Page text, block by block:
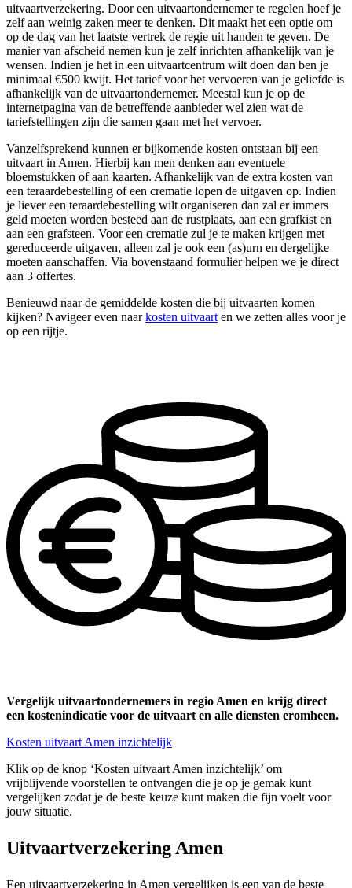
uitvaartverzekering. Door een uitvaartondernemer te regelen hoef je
zelf aan weinig zaken meer te denken. Dit maakt het een optie om
op de dag van het laatste vertrek de regie uit handen te geven. De
manier van afscheid nemen kun je zelf inrichten afhankelijk van je
wensen. Indien je het in een uitvaartcentrum wilt doen dan ben je
minimaal €500 kwijt. Het tarief voor het vervoeren van je geliefde is
afhankelijk van de uitvaartondernemer. Meestal kun je op de
internetpagina van de betreffende aanbieder wel zien wat de
tariefstellingen zijn die samen gaan met het vervoer.
Vanzelfsprekend kunnen er bijkomende kosten ontstaan bij een
uitvaart in Amen. Hierbij kan men denken aan eventuele
bloemstukken of aan kaarten. Afhankelijk van de extra kosten van
een teraardebestelling of een crematie lopen de uitgaven op. Indien
je liever een teraardebestelling wilt organiseren dan zal er immers
geld moeten worden besteed aan de rustplaats, aan een grafkist en
aan een grafsteen. Voor een crematie zul je te maken krijgen met
gereduceerde uitgaven, alleen zal je ook een (as)urn en dergelijke
moeten aanschaffen. Via bovenstaand formulier helpen we je direct
aan 3 offertes.
Benieuwd naar de gemiddelde kosten die bij uitvaarten komen
kijken? Navigeer even naarkosten uitvaart en we zetten alles voor je
op een rijtje.
Vergelijk uitvaartondernemers in regio Amen en krijg direct
een kostenindicatie voor de uitvaart en alle diensten eromheen.
Kosten uitvaart Amen inzichtelijk
Klik op de knop ‘Kosten uitvaart Amen inzichtelijk’ om
vrijblijvende voorstellen te ontvangen die je op je gemak kunt
vergelijken zodat je de beste keuze kunt maken die fijn voelt voor
jouw situatie.
Uitvaartverzekering Amen
Een uitvaartverzekering in Amen vergelijken is een van de beste